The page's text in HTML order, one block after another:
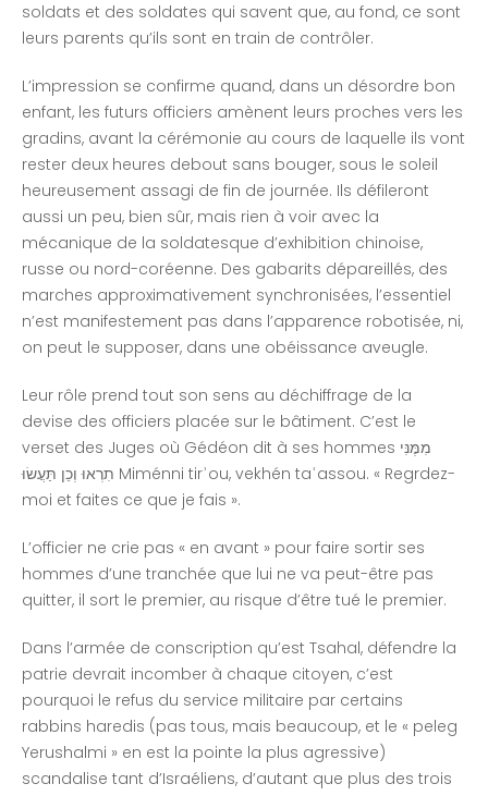
soldats et des soldates qui savent que, au fond, ce sont
leurs parents qu’ils sont en train de contrôler.
L’impression se confirme quand, dans un désordre bon
enfant, les futurs officiers amènent leurs proches vers les
gradins, avant la cérémonie au cours de laquelle ils vont
rester deux heures debout sans bouger, sous le soleil
heureusement assagi de fin de journée. Ils défileront
aussi un peu, bien sûr, mais rien à voir avec la
mécanique de la soldatesque d’exhibition chinoise,
russe ou nord-coréenne. Des gabarits dépareillés, des
marches approximativement synchronisées, l’essentiel
n’est manifestement pas dans l’apparence robotisée, ni,
on peut le supposer, dans une obéissance aveugle.
Leur rôle prend tout son sens au déchiffrage de la
devise des officiers placée sur le bâtiment. C’est le
verset des Juges où Gédéon dit à ses hommes מִמֶּנִּי
תִרְאוּ וְכֵן תַּעֲשׂוּ Miménni tirʾou, vekhén taʿassou. « Regrdez-
moi et faites ce que je fais ».
L’officier ne crie pas « en avant » pour faire sortir ses
hommes d’une tranchée que lui ne va peut-être pas
quitter, il sort le premier, au risque d’être tué le premier.
Dans l’armée de conscription qu’est Tsahal, défendre la
patrie devrait incomber à chaque citoyen, c’est
pourquoi le refus du service militaire par certains
rabbins haredis (pas tous, mais beaucoup, et le « peleg
Yerushalmi » en est la pointe la plus agressive)
scandalise tant d’Israéliens, d’autant que plus des trois